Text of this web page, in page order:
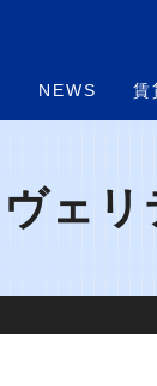
NEWS 賃
ヴェ